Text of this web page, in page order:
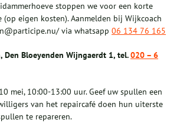
stoppen we voor een korte
(op eigen kosten). Aanmelden bij Wijkcoach
via whatsapp 06 134 76 165
Den Bloeyenden Wijngaerdt 1, tel.020 – 6
mei, 10:00-13:00 uur. Geef uw spullen een
van het repaircafé doen hun uiterste
te repareren.